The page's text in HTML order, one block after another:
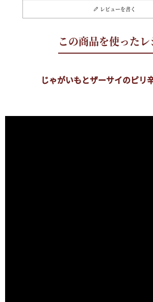
レビューを書く
じゃがいもとザーサイのピリ